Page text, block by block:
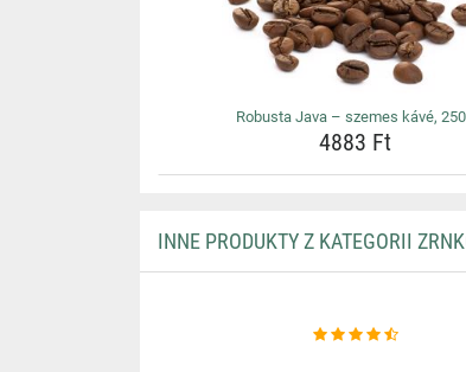
Robusta Java – szemes kávé,
4883 Ft
INNE PRODUKTY Z KATEGORII